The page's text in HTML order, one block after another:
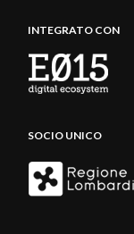
INTEGRATO CON
SOCIO UNICO